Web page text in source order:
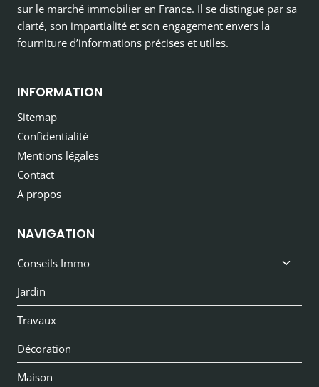
sur le marché immobilier en France. Il se distingue par sa
clarté, son impartialité et son engagement envers la
fourniture d’informations précises et utiles.
INFORMATION
Sitemap
Confidentialité
Mentions légales
Contact
A propos
NAVIGATION
Conseils Immo
le
menu
Jardin
Travaux
Décoration
Maison